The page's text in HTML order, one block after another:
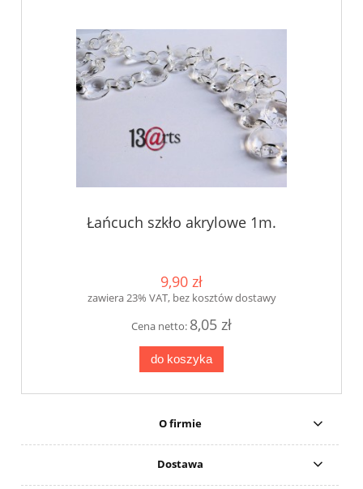
Łańcuch szkło akrylowe 1m.
9,90 zł
zawiera 23% VAT, bez kosztów dostawy
Cena netto: 8,05 zł
do koszyka
O firmie
Dostawa